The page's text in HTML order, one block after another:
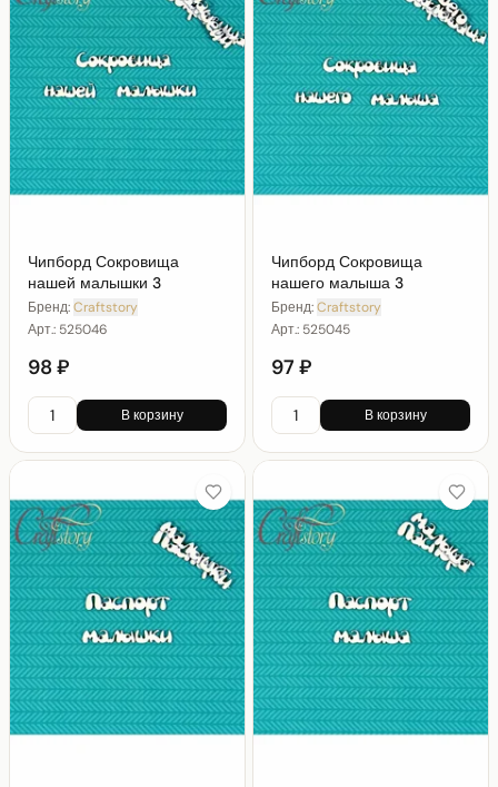
Чипборд Сокровища
нашей малышки 3
Бренд:Craftstory
Арт.: 525046
98 ₽
В корзину
Чипборд Сокровища
нашего малыша 3
Бренд:Craftstory
Арт.: 525045
97 ₽
В корзину